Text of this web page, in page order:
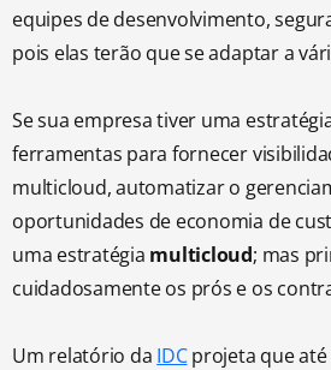
equipes de desenvolvimento,
pois elas terão que se adaptar a
Se sua empresa tiver uma
ferramentas para fornecer
multicloud, automatizar o
oportunidades de economia de
uma estratégia multicloud; mas
cuidadosamente os prós e os
Um relatório da IDCprojeta que até